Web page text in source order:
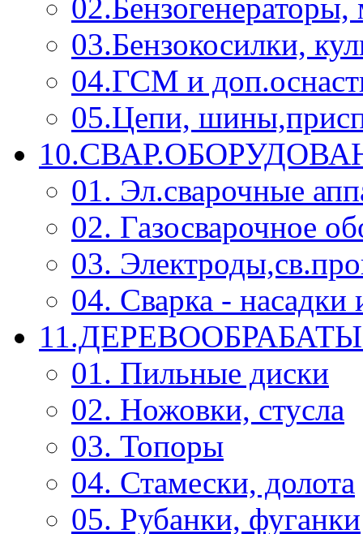
03.Бензокосилки,
04.ГСМ и
05.Цепи,
01. Эл.сварочные
02. Газосварочное
03.
04. Сварка -
01. Пильные диски
02. Ножовки, стусла
03. Топоры
04. Стамески, долота
05. Рубанки, фуганки